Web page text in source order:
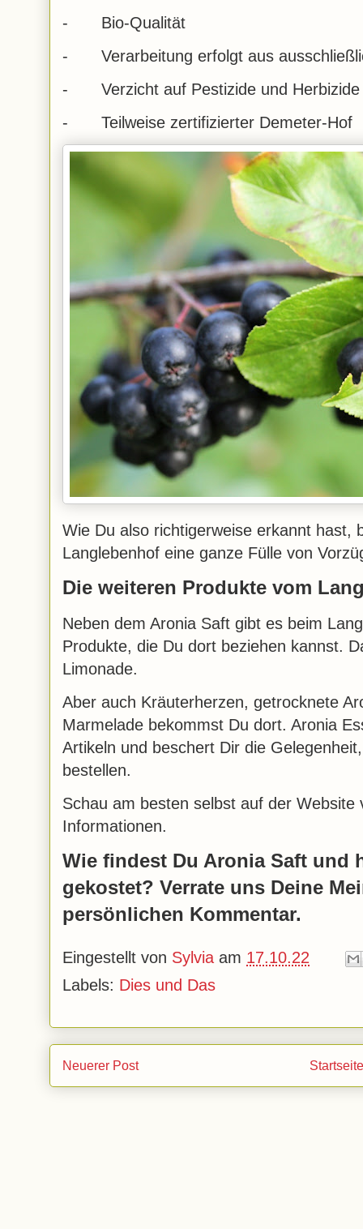
-
Bio-Qualität
-
Verarbeitung erfolgt aus
-
Verzicht auf Pestizide und Herbizide
-
Teilweise zertifizierter Demeter-Hof
Wie Du also richtigerweise erkannt hast,
Langlebenhof eine ganze Fülle von
Die weiteren Produkte vom
Neben dem Aronia Saft gibt es beim
Produkte, die Du dort beziehen kannst.
Limonade.
Aber auch Kräuterherzen, getrocknete
Marmelade bekommst Du dort. Aronia
Artikeln und beschert Dir die
bestellen.
Schau am besten selbst auf der Website
Informationen.
Wie findest Du Aronia Saft und
gekostet? Verrate uns Deine
persönlichen Kommentar.
Eingestellt von Sylvia am 17.10.22
Labels: Dies und Das
Neuerer Post Startseite